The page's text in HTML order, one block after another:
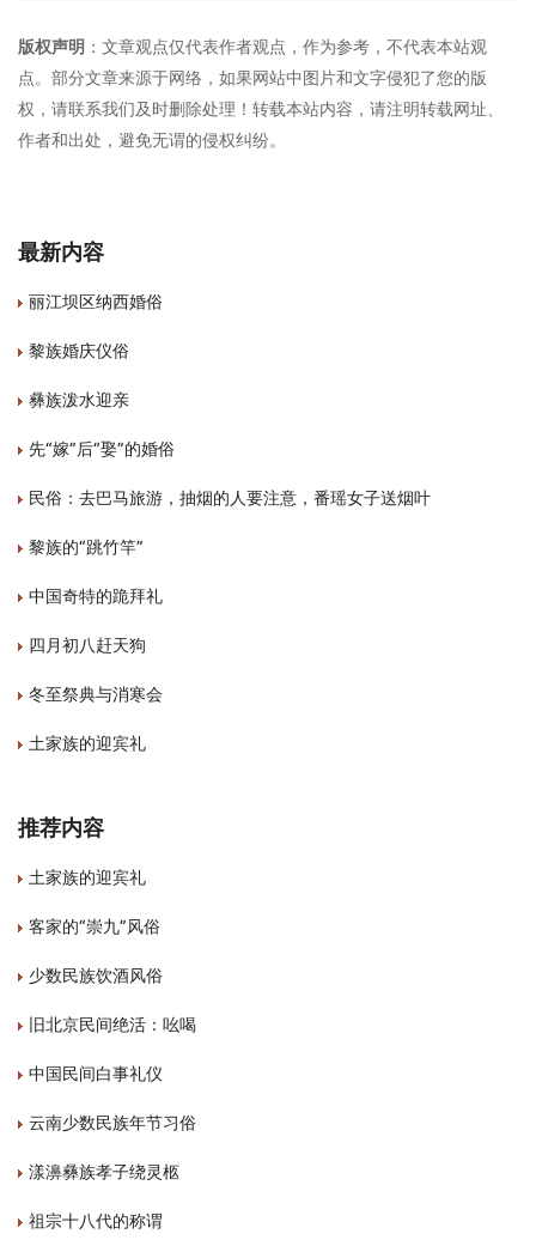
版权声明 ：文章观点仅代表作者观点，作为参考，不代表本站观
点。部分文章来源于网络，如果网站中图片和文字侵犯了您的版
权，请联系我们及时删除处理！转载本站内容，请注明转载网址、
作者和出处，避免无谓的侵权纠纷。
最新内容
丽江坝区纳西婚俗
黎族婚庆仪俗
彝族泼水迎亲
先“嫁”后“娶”的婚俗
民俗：去巴马旅游，抽烟的人要注意，番瑶女子送烟叶
黎族的“跳竹竿”
中国奇特的跪拜礼
四月初八赶天狗
冬至祭典与消寒会
土家族的迎宾礼
推荐内容
土家族的迎宾礼
客家的“崇九”风俗
少数民族饮酒风俗
旧北京民间绝活：吆喝
中国民间白事礼仪
云南少数民族年节习俗
漾濞彝族孝子绕灵柩
祖宗十八代的称谓